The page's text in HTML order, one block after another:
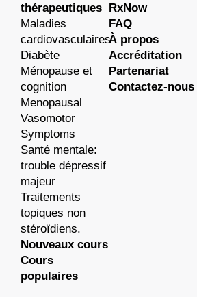
thérapeutiques
Maladies
cardiovasculaires
Diabète
Ménopause et
cognition
Menopausal
Vasomotor
Symptoms
Santé mentale:
trouble dépressif
majeur
Traitements
topiques non
stéroïdiens.
Nouveaux cours
Cours
populaires
RxNow
FAQ
À propos
Accréditation
Partenariat
Contactez-nous